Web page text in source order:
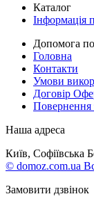
Каталог
Інформація
Допомога
Головна
Контакти
Умови
Договір
Повернення
Наша адреса
Київ, Софіївська
© domoz.com.ua
Замовити дзвінок